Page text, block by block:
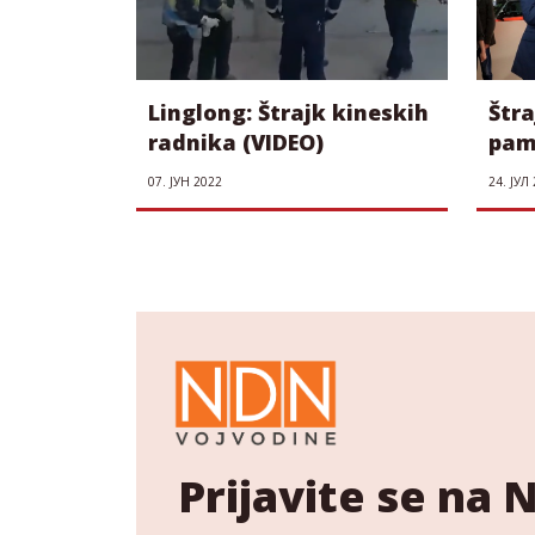
Linglong: Štrajk kineskih
radnika (VIDEO)
07. ЈУН 2022 24. ЈУЛ
Prijavite se na